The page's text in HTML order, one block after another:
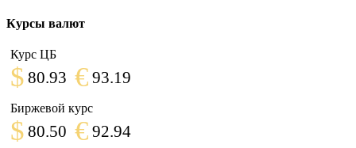
Курсы валют
Курс ЦБ
$ 80.93 € 93.19
Биржевой курс
$ 80.50 € 92.94